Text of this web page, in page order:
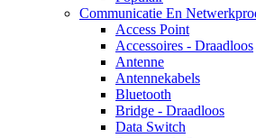
Communicatie En
Access Point
Accessoires - Draadloos
Antenne
Antennekabels
Bluetooth
Bridge - Draadloos
Data Switch